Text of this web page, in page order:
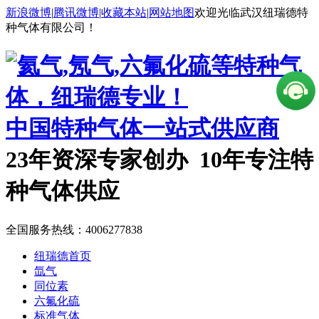
新浪微博|腾讯微博|收藏本站|网站地图欢迎光临武汉纽瑞德特
种气体有限公司！
中国特种气体一站式供应商
23年资深专家创办 10年专注特
种气体供应
全国服务热线： 4006277838
纽瑞德首页
氙气
同位素
六氟化硫
标准气体